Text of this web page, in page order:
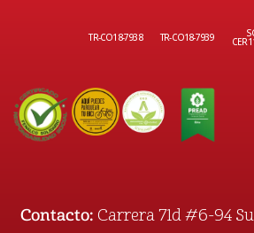
TR-CO18-7938 TR-CO18-7939
Contacto: Carrera 71d #6-94